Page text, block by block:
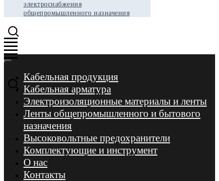
электроснабжения
общепромышленного назначения
Кабельная продукция
Кабельная арматура
Электроизоляционные материалы и ленты
Ленты общепромышленного и бытового
назначения
Высоковольтные предохранители
Комплектующие и инструмент
О нас
Контакты